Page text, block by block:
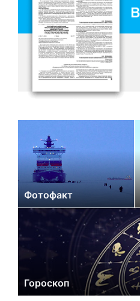
Фотофакт
Гороскоп